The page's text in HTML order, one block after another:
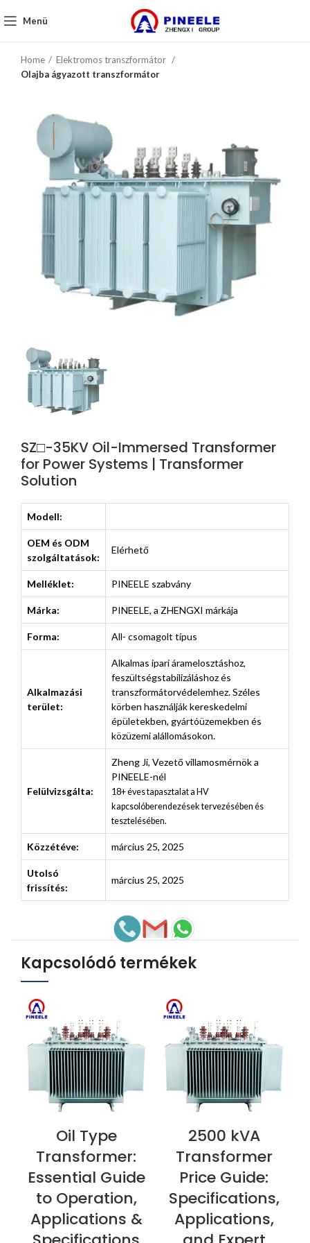
Menü
Home
Elektromos transzformátor
Olajba ágyazott transzformátor
SZ□-35KV Oil-Immersed Transformer
for Power Systems | Transformer
Solution
Modell:
OEM és ODM
szolgáltatások:
Elérhető
Melléklet: PINEELE szabvány
Márka: PINEELE, a ZHENGXI márkája
Forma: All- csomagolt típus
Alkalmazási
terület:
Alkalmas ipari áramelosztáshoz,
feszültségstabilizáláshoz és
transzformátorvédelemhez. Széles
körben használják kereskedelmi
épületekben, gyártóüzemekben és
közüzemi alállomásokon.
Felülvizsgálta:
Zheng Ji, Vezető villamosmérnök a
PINEELE-nél
18+ éves tapasztalat a HV
kapcsolóberendezések tervezésében és
tesztelésében.
Közzétéve: március 25, 2025
Utolsó
frissítés:
március 25, 2025
Kapcsolódó termékek
MOST MEGTEKINTÉS
Oil Type
Transformer:
Essential Guide
to Operation,
Applications &
MOST MEGTEKINTÉS
2500 kVA
Transformer
Price Guide:
Specifications,
Applications,